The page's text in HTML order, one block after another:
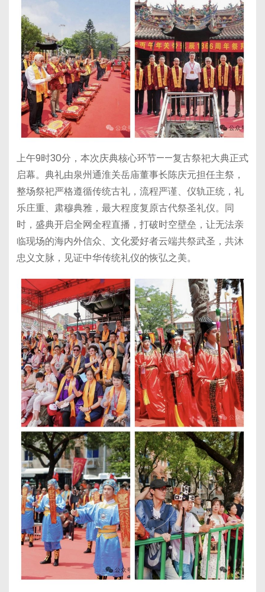
上午9时30分，本次庆典核心环节——复古祭祀大典正式
启幕。典礼由泉州通淮关岳庙董事长陈庆元担任主祭，
整场祭祀严格遵循传统古礼，流程严谨、仪轨正统，礼
乐庄重、肃穆典雅，最大程度复原古代祭圣礼仪。同
时，盛典开启全网全程直播，打破时空壁垒，让无法亲
临现场的海内外信众、文化爱好者云端共祭武圣，共沐
忠义文脉，见证中华传统礼仪的恢弘之美。